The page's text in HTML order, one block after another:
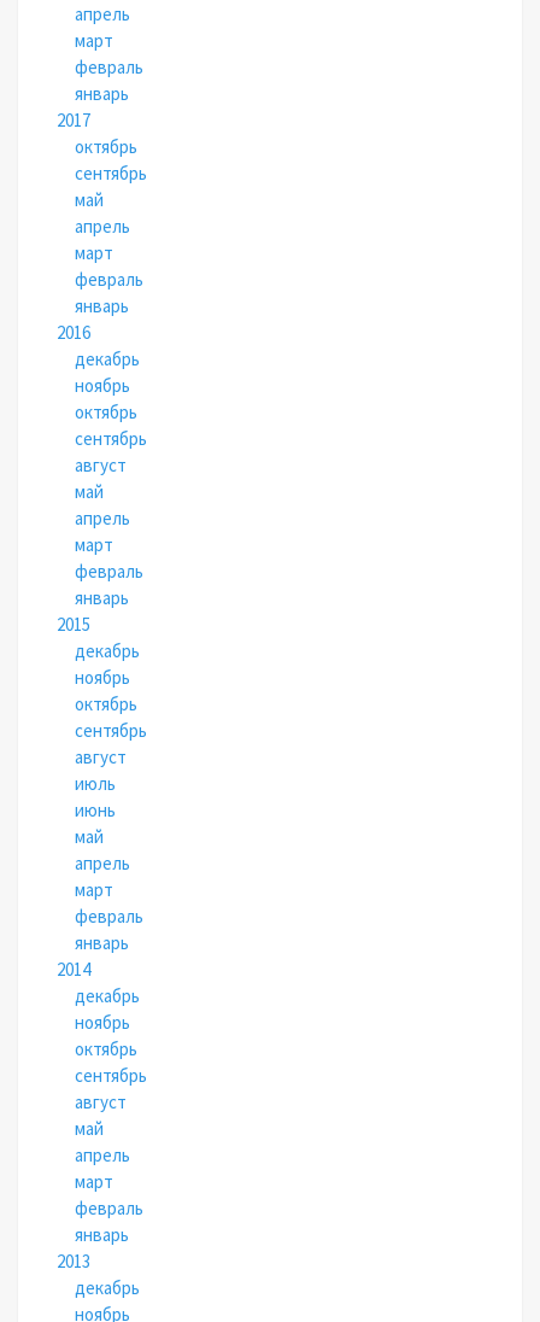
апрель
март
февраль
январь
2017
октябрь
сентябрь
май
апрель
март
февраль
январь
2016
декабрь
ноябрь
октябрь
сентябрь
август
май
апрель
март
февраль
январь
2015
декабрь
ноябрь
октябрь
сентябрь
август
июль
июнь
май
апрель
март
февраль
январь
2014
декабрь
ноябрь
октябрь
сентябрь
август
май
апрель
март
февраль
январь
2013
декабрь
ноябрь